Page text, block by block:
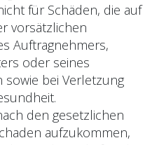
für Schäden, die auf
vorsätzlichen
Auftragnehmers,
oder seines
bei Verletzung
den gesetzlichen
aufzukommen,